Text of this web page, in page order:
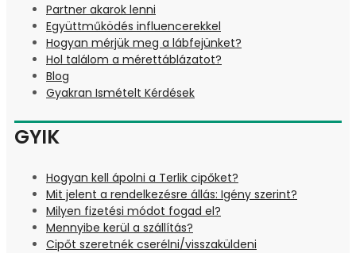
Partner akarok lenni
Együttműködés influencerekkel
Hogyan mérjük meg a lábfejünket?
Hol találom a mérettáblázatot?
Blog
Gyakran Ismételt Kérdések
GYIK
Hogyan kell ápolni a Terlik cipőket?
Mit jelent a rendelkezésre állás: Igény szerint?
Milyen fizetési módot fogad el?
Mennyibe kerül a szállítás?
Cipőt szeretnék cserélni/visszaküldeni